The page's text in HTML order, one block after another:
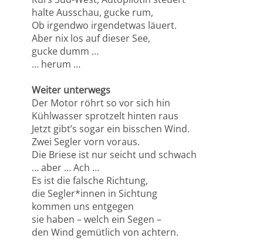
halte Ausschau, gucke rum,
Ob irgendwo irgendetwas läuert.
Aber nix los auf dieser See,
gucke dumm …
… herum …
Weiter unterwegs
Der Motor röhrt so vor sich hin
Kühlwasser sprotzelt hinten raus
Jetzt gibt’s sogar ein bisschen Wind.
Zwei Segler vorn voraus.
Die Briese ist nur seicht und schwach
… aber … Ach …
Es ist die falsche Richtung,
die Segler*innen in Sichtung
kommen uns entgegen
sie haben – welch ein Segen –
den Wind gemütlich von achtern.